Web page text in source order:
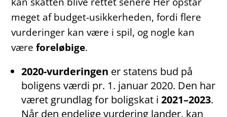
meget af budget-usikkerheden, fordi flere
vurderinger kan være i spil, og nogle kan
væreforeløbige.
2020-vurderingen er statens bud på
boligens værdi pr. 1. januar 2020. Den har
været grundlag for boligskat i 2021–2023.
Når den endelige vurdering lander, kan